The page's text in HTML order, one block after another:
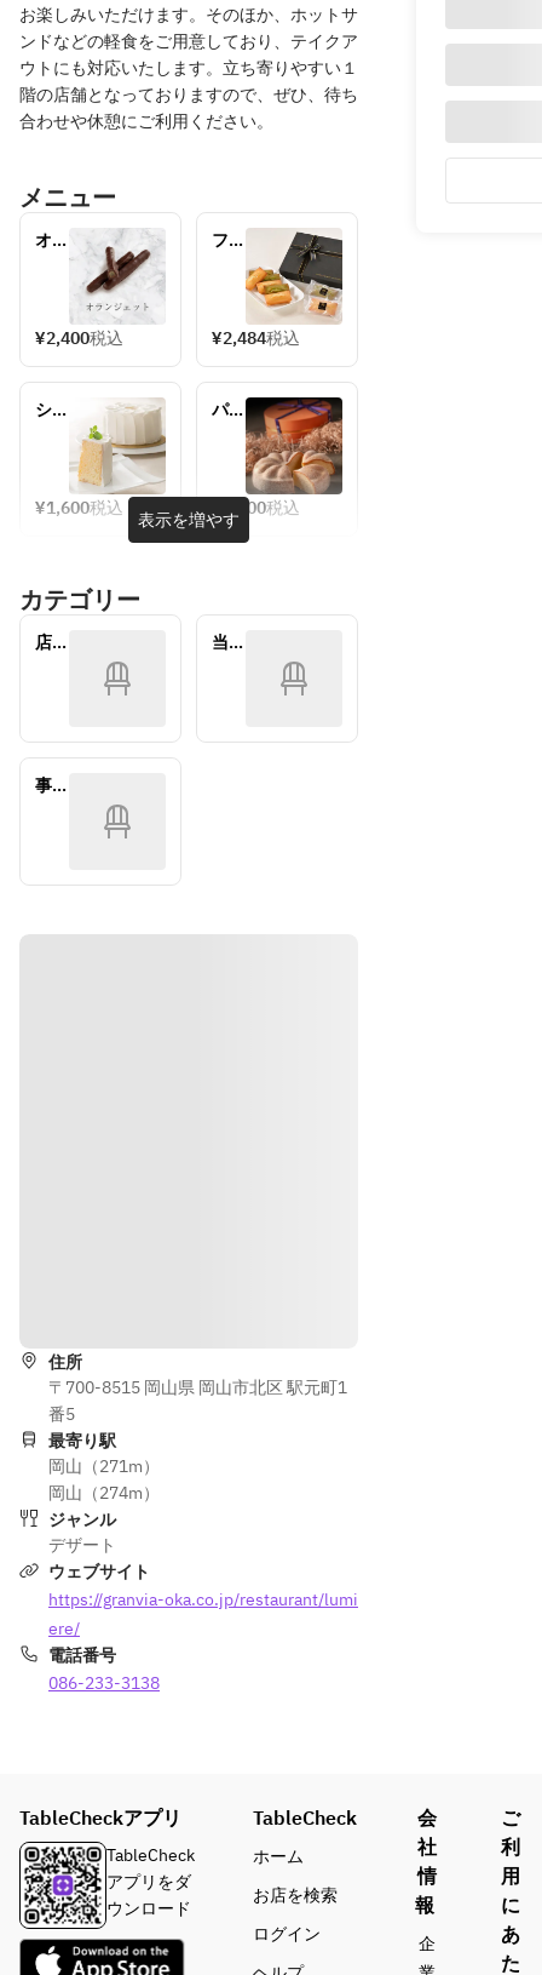
お楽しみいただけます。そのほか、ホットサ
ンドなどの軽食をご用意しており、テイクア
ウトにも対応いたします。立ち寄りやすい１
階の店舗となっておりますので、ぜひ、待ち
合わせや休憩にご利用ください。
メニュー
オラ
テイ
クア
ウト
¥2,400税込
フィ
テイ
クア
ウト
¥2,484税込
シフ
（ホ
ウ
ト）
¥1,600税込
パ
ヌ
¥2,500税込
表示を増やす
カテゴリー
店内
当日
事前
住所
〒700-8515 岡山県 岡山市北区 駅元町1
番5
最寄り駅
岡山（271m）
岡山（274m）
ジャンル
デザート
ウェブサイト
https://granvia-oka.co.jp/restaurant/lumi
ere/
電話番号
086-233-3138
TableCheckアプリ
TableCheck
アプリをダ
ウンロード
TableCheck
ホーム
お店を検索
ログイン
会
社
情
報
企
ご
利
用
に
あ
た